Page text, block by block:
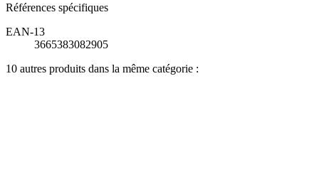
Références spécifiques
EAN-13
3665383082905
10 autres produits dans la même catégorie :